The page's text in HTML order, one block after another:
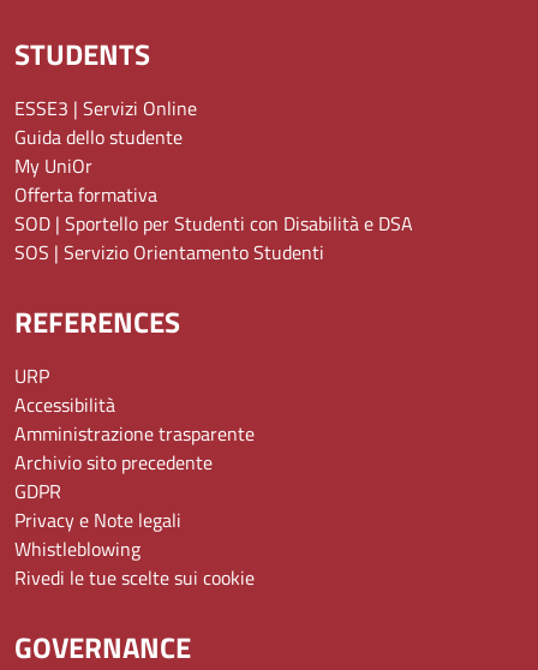
STUDENTS
ESSE3 | Servizi Online
Guida dello studente
My UniOr
Offerta formativa
SOD | Sportello per Studenti con Disabilità e DSA
SOS | Servizio Orientamento Studenti
REFERENCES
URP
Accessibilità
Amministrazione trasparente
Archivio sito precedente
GDPR
Privacy e Note legali
Whistleblowing
Rivedi le tue scelte sui cookie
GOVERNANCE